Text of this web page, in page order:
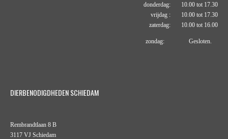
donderdag: 10.00 tot 17.30
vrijdag : 10.00 tot 17.30
zaterdag: 10.00 tot 16.00
zondag: Gesloten.
DIERBENODIGDHEDEN SCHIEDAM
Rembrandtlaan 8 B
3117 VJ Schiedam